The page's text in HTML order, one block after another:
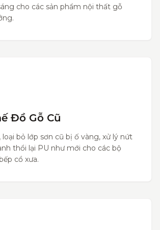
cho các sản phẩm nội thất gỗ
Đồ Gỗ Cũ
bỏ lớp sơn cũ bị ố vàng, xử lý nứt
thổi lại PU như mới cho các bộ
cổ xưa.